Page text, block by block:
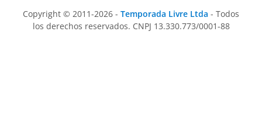
Copyright © 2011-2026 - Temporada Livre Ltda - Todos
los derechos reservados. CNPJ 13.330.773/0001-88